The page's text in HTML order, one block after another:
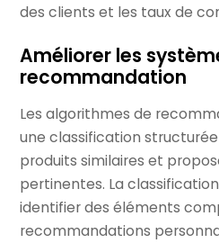
des clients et les taux de
Améliorer les
recommandation
Les algorithmes de
une classification
produits similaires et
pertinentes. La
identifier des éléments
recommandations